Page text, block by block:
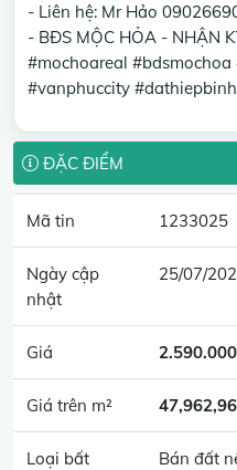
- Liên hệ: Mr Hảo
- BĐS MỘC HỎA - NHẬN
#mochoareal
#vanphuccity
ĐẶC ĐIỂM
Mã tin 1233025
Ngày cập
nhật
25/07/
Giá
Giá trên m²
Loại bất
Bán đất